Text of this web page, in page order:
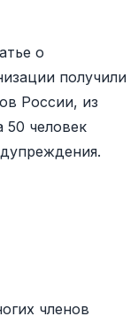
о
получили
России, из
50 человек
членов